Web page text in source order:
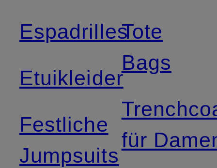
Espadrilles
Etuikleider
Festliche
Jumpsuits
Tote
Bags
für